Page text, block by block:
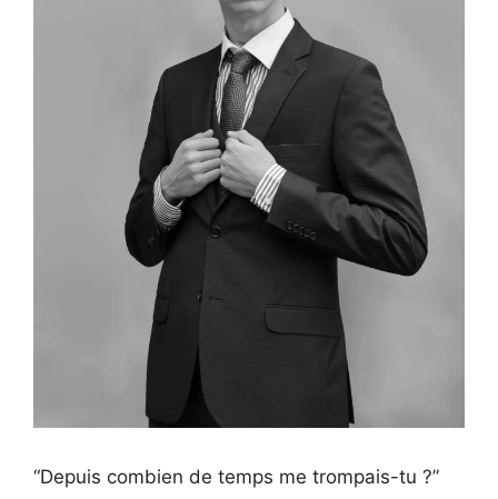
“Depuis combien de temps me trompais-tu ?”